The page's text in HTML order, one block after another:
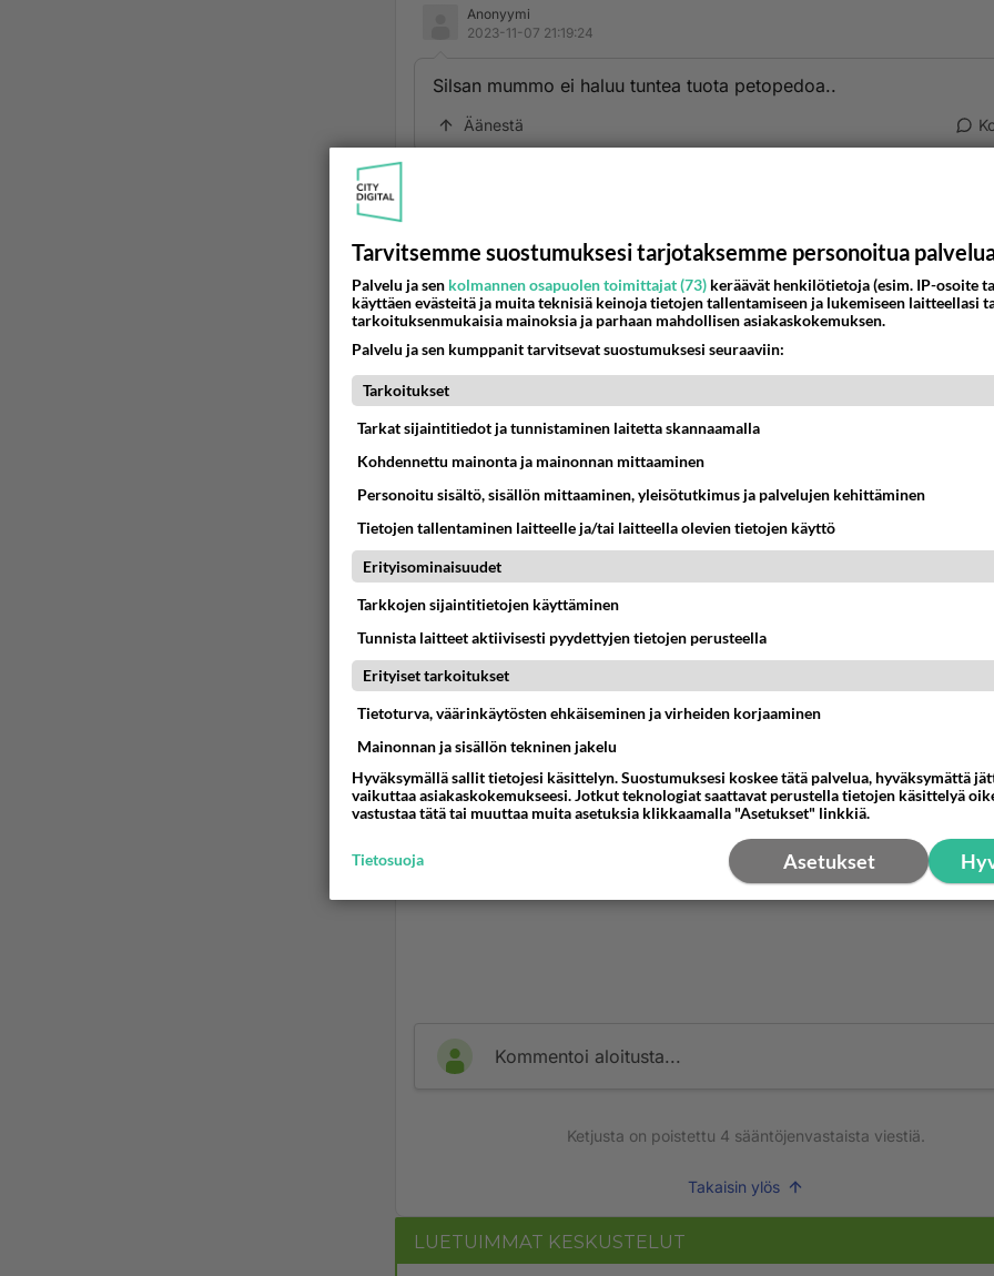
Anonyymi
2023-11-07 21:19:24
Silsan mummo ei haluu tuntea tuota petopedoa..
Äänestä
Delethe Joloph
Äänestä
Kommentoi aloitusta...
Ketjusta on poistettu 4 sääntöjenvastaista viestiä.
Takaisin ylös
LUETUIMMAT KESKUSTELUT
Tarvitsemme suostumuksesi tarjotaksemme personoitua
Palvelu ja sen kolmannen osapuolen toimittajat (73) keräävät henkilötietoja (esim. IP-osoite
käyttäen evästeitä ja muita teknisiä keinoja tietojen tallentamiseen ja lukemiseen laitteellasi
tarkoituksenmukaisia mainoksia ja parhaan mahdollisen asiakaskokemuksen.
Palvelu ja sen kumppanit tarvitsevat suostumuksesi seuraaviin:
Tarkoitukset
Tarkat sijaintitiedot ja tunnistaminen laitetta skannaamalla
Kohdennettu mainonta ja mainonnan mittaaminen
Personoitu sisältö, sisällön mittaaminen, yleisötutkimus ja palvelujen kehittäminen
Tietojen tallentaminen laitteelle ja/tai laitteella olevien tietojen käyttö
Erityisominaisuudet
Tarkkojen sijaintitietojen käyttäminen
Tunnista laitteet aktiivisesti pyydettyjen tietojen perusteella
Erityiset tarkoitukset
Tietoturva, väärinkäytösten ehkäiseminen ja virheiden korjaaminen
Mainonnan ja sisällön tekninen jakelu
Hyväksymällä sallit tietojesi käsittelyn. Suostumuksesi koskee tätä palvelua, hyväksymättä
vaikuttaa asiakaskokemukseesi. Jotkut teknologiat saattavat perustella tietojen käsittelyä
vastustaa tätä tai muuttaa muita asetuksia klikkaamalla "Asetukset" linkkiä.
Asetukset
Tietosuoja